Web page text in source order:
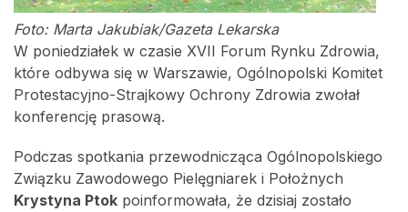
Foto: Marta Jakubiak/Gazeta Lekarska
W poniedziałek w czasie XVII Forum Rynku Zdrowia,
które odbywa się w Warszawie, Ogólnopolski Komitet
Protestacyjno-Strajkowy Ochrony Zdrowia zwołał
konferencję prasową.
Podczas spotkania przewodnicząca Ogólnopolskiego
Związku Zawodowego Pielęgniarek i Położnych
Krystyna Ptok poinformowała, że dzisiaj zostało